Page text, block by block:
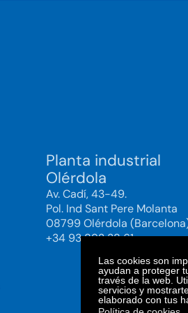
Las cookies son
ayudan a proteger
través de la web.
servicios y
elaborado con tus
Planta industrial
Olérdola
Av. Cadí, 43-49.
Pol. Ind Sant Pere Molanta
08799 Olérdola
+34 93 892 38 61
© 2025.